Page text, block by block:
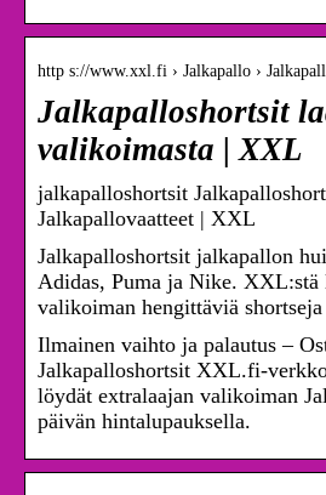
http s://www.xxl.fi › Jalkapallo ›
Jalkapalloshortsit
valikoimasta | XXL
jalkapalloshortsit
Jalkapallovaatteet | XXL
Jalkapalloshortsit jalkapallon
Adidas, Puma ja Nike. XXL:stä
valikoiman hengittäviä
Ilmainen vaihto ja palautus –
Jalkapalloshortsit XXL.fi-
löydät extralaajan valikoiman
päivän hintalupauksella.